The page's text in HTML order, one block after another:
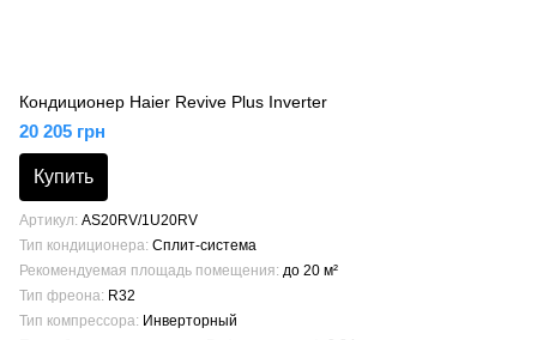
Кондиционер Haier Revive Plus Inverter
20 205 грн
Купить
Артикул AS20RV/1U20RV
Тип кондиционера Сплит-система
Рекомендуемая площадь помещения до 20 м²
Тип фреона R32
Тип компрессора Инверторный